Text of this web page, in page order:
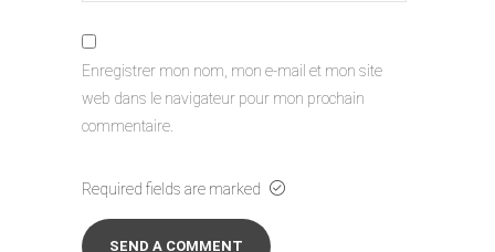
Enregistrer mon nom, mon e-mail et mon site
web dans le navigateur pour mon prochain
commentaire.
Required fields are marked